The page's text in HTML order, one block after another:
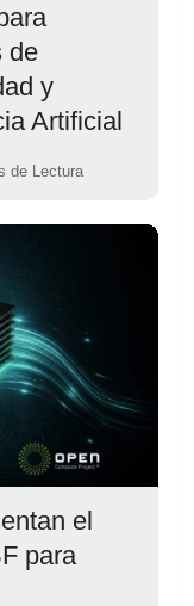
de
y
Artificial
de Lectura
el
para